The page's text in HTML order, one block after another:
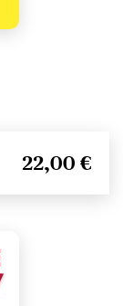
22,00 €